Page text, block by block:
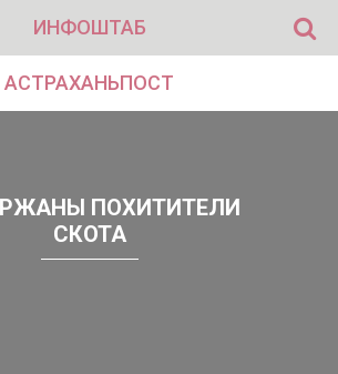
ИНФОШТАБ
АСТРАХАНЬПОСТ
ПОХИТИТЕЛИ
СКОТА